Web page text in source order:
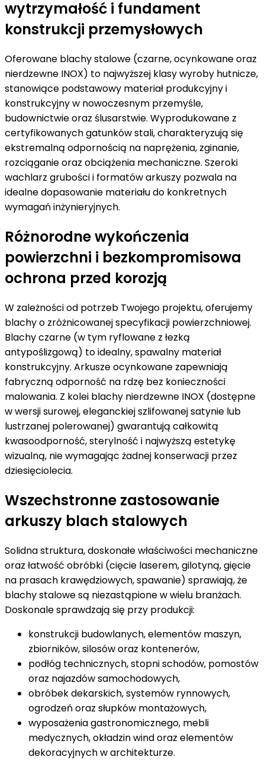
wytrzymałość i fundament
konstrukcji przemysłowych
Oferowane blachy stalowe (czarne, ocynkowane oraz
nierdzewne INOX) to najwyższej klasy wyroby hutnicze,
stanowiące podstawowy materiał produkcyjny i
konstrukcyjny w nowoczesnym przemyśle,
budownictwie oraz ślusarstwie. Wyprodukowane z
certyfikowanych gatunków stali, charakteryzują się
ekstremalną odpornością na naprężenia, zginanie,
rozciąganie oraz obciążenia mechaniczne. Szeroki
wachlarz grubości i formatów arkuszy pozwala na
idealne dopasowanie materiału do konkretnych
wymagań inżynieryjnych.
Różnorodne wykończenia
powierzchni i bezkompromisowa
ochrona przed korozją
W zależności od potrzeb Twojego projektu, oferujemy
blachy o zróżnicowanej specyfikacji powierzchniowej.
Blachy czarne (w tym ryflowane z łezką
antypoślizgową) to idealny, spawalny materiał
konstrukcyjny. Arkusze ocynkowane zapewniają
fabryczną odporność na rdzę bez konieczności
malowania. Z kolei blachy nierdzewne INOX (dostępne
w wersji surowej, eleganckiej szlifowanej satynie lub
lustrzanej polerowanej) gwarantują całkowitą
kwasoodporność, sterylność i najwyższą estetykę
wizualną, nie wymagając żadnej konserwacji przez
dziesięciolecia.
Wszechstronne zastosowanie
arkuszy blach stalowych
Solidna struktura, doskonałe właściwości mechaniczne
oraz łatwość obróbki (cięcie laserem, gilotyną, gięcie
na prasach krawędziowych, spawanie) sprawiają, że
blachy stalowe są niezastąpione w wielu branżach.
Doskonale sprawdzają się przy produkcji:
konstrukcji budowlanych, elementów maszyn,
zbiorników, silosów oraz kontenerów,
podłóg technicznych, stopni schodów, pomostów
oraz najazdów samochodowych,
obróbek dekarskich, systemów rynnowych,
ogrodzeń oraz słupków montażowych,
wyposażenia gastronomicznego, mebli
medycznych, okładzin wind oraz elementów
dekoracyjnych w architekturze.